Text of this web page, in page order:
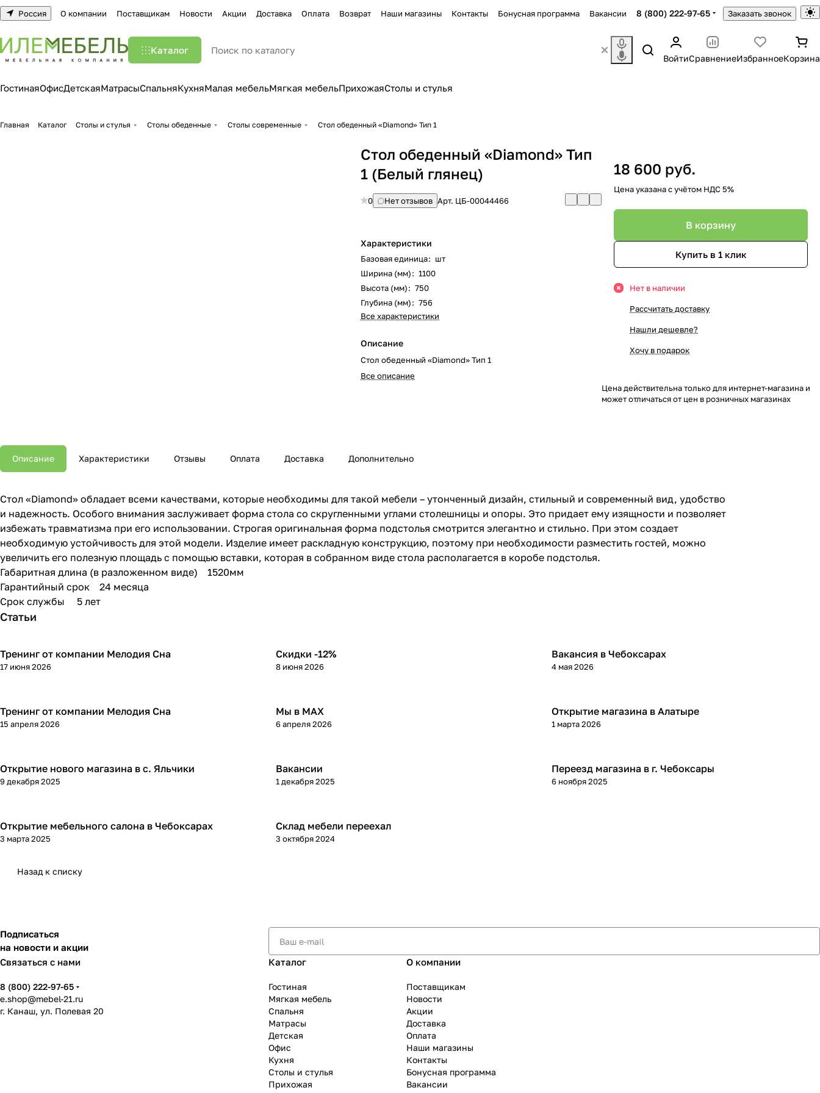
Россия О компании Поставщикам Новости Акции Доставка Оплата Возврат Наши магазины Контакты Бонусная программа Вакансии 8 (800) 222-97-65 Заказать звонок
Каталог
ВойтиСравнениеИзбранноеКорзина
ГостинаяОфисДетскаяМатрасыСпальняКухняМалая мебельМягкая мебельПрихожаяСтолы и стулья
Главная Каталог Столы и стулья Столы обеденные Столы современные Стол обеденный «Diamond» Тип 1
Стол обеденный «Diamond» Тип
1 (Белый глянец)
0 Нет отзывов Арт. ЦБ-00044466
Характеристики
Базовая единица: шт
Ширина (мм): 1100
Высота (мм): 750
Глубина (мм): 756
Все характеристики
Описание
Стол обеденный «Diamond» Тип 1
Все описание
18 600 руб.
Цена указана с учётом НДС 5%
В корзину
Купить в 1 клик
Нет в наличии
Рассчитать доставку
Нашли дешевле?
Хочу в подарок
Цена действительна только для интернет-магазина и
может отличаться от цен в розничных магазинах
Описание Характеристики Отзывы Оплата Доставка Дополнительно
Стол «Diamond» обладает всеми качествами, которые необходимы для такой мебели – утонченный дизайн, стильный и современный вид, удобство
и надежность. Особого внимания заслуживает форма стола со скругленными углами столешницы и опоры. Это придает ему изящности и позволяет
избежать травматизма при его использовании. Строгая оригинальная форма подстолья смотрится элегантно и стильно. При этом создает
необходимую устойчивость для этой модели. Изделие имеет раскладную конструкцию, поэтому при необходимости разместить гостей, можно
увеличить его полезную площадь с помощью вставки, которая в собранном виде стола располагается в коробе подстолья.
Габаритная длина (в разложенном виде) 1520мм
Гарантийный срок 24 месяца
Срок службы 5 лет
Статьи
Тренинг от компании Мелодия Сна
17 июня 2026
Скидки -12%
8 июня 2026
Вакансия в Чебоксарах
4 мая 2026
Тренинг от компании Мелодия Сна
15 апреля 2026
Мы в МАХ
6 апреля 2026
Открытие магазина в Алатыре
1 марта 2026
Открытие нового магазина в с. Яльчики
9 декабря 2025
Вакансии
1 декабря 2025
Переезд магазина в г. Чебоксары
6 ноября 2025
Открытие мебельного салона в Чебоксарах
3 марта 2025
Склад мебели переехал
3 октября 2024
Назад к списку
Подписаться
на новости и акции
Связаться с нами
8 (800) 222-97-65
e.shop@mebel-21.ru
г. Канаш, ул. Полевая 20
Каталог
Гостиная
Мягкая мебель
Спальня
Матрасы
Детская
Офис
Кухня
Столы и стулья
Прихожая
О компании
Поставщикам
Новости
Акции
Доставка
Оплата
Наши магазины
Контакты
Бонусная программа
Вакансии